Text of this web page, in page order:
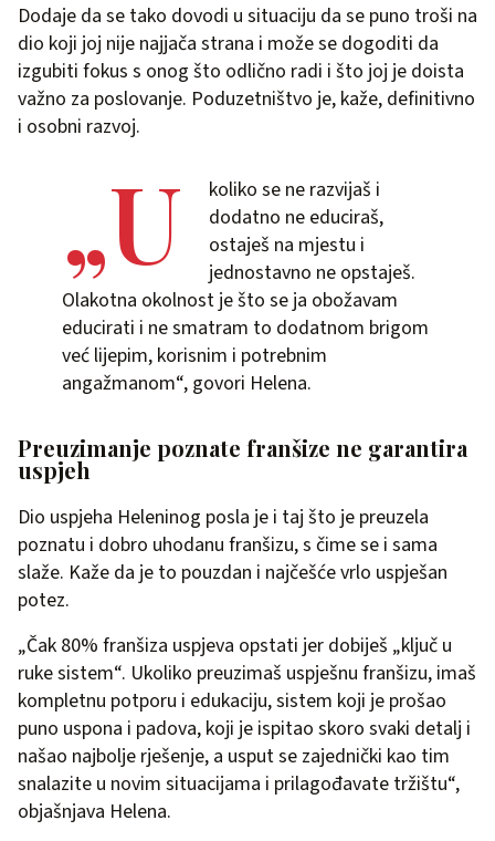
Dodaje da se tako dovodi u situaciju da se puno troši na
dio koji joj nije najjača strana i može se dogoditi da
izgubiti fokus s onog što odlično radi i što joj je doista
važno za poslovanje. Poduzetništvo je, kaže, definitivno
i osobni razvoj.
„U
koliko se ne razvijaš i
dodatno ne educiraš,
ostaješ na mjestu i
jednostavno ne opstaješ.
Olakotna okolnost je što se ja obožavam
educirati i ne smatram to dodatnom brigom
već lijepim, korisnim i potrebnim
angažmanom“, govori Helena.
Preuzimanje poznate franšize ne garantira
uspjeh
Dio uspjeha Heleninog posla je i taj što je preuzela
poznatu i dobro uhodanu franšizu, s čime se i sama
slaže. Kaže da je to pouzdan i najčešće vrlo uspješan
potez.
„Čak 80% franšiza uspjeva opstati jer dobiješ „ključ u
ruke sistem“. Ukoliko preuzimaš uspješnu franšizu, imaš
kompletnu potporu i edukaciju, sistem koji je prošao
puno uspona i padova, koji je ispitao skoro svaki detalj i
našao najbolje rješenje, a usput se zajednički kao tim
snalazite u novim situacijama i prilagođavate tržištu“,
objašnjava Helena.